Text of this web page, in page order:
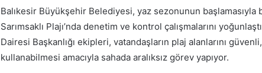
Balıkesir Büyükşehir Belediyesi, yaz sezonunun başlamasıyla
Sarımsaklı Plajı’nda denetim ve kontrol çalışmalarını
Dairesi Başkanlığı ekipleri, vatandaşların plaj alanlarını
kullanabilmesi amacıyla sahada aralıksız görev yapıyor.